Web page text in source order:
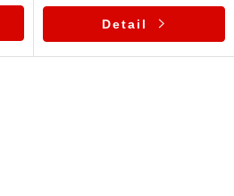
Detail